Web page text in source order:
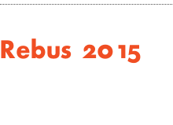
Rebus 2015